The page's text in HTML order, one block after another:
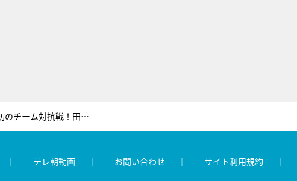
「ミニスカート陸上」初のチーム対抗戦！田中樹（SixTONES）率いるアスリートチームが参戦
テレ朝動画 お問い合わせ サイト利用規約